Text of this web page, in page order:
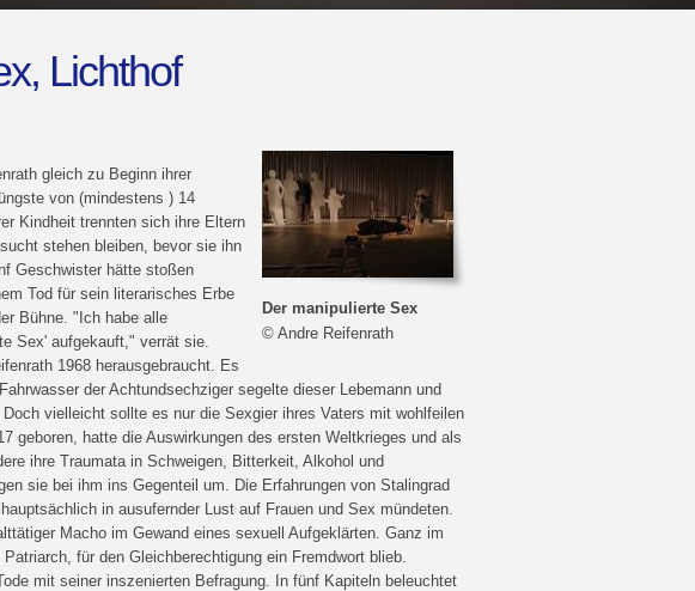
Lichthof
Der manipulierte Sex
© Andre Reifenrath
gleich zu Beginn ihrer
von (mindestens ) 14
Kindheit trennten sich ihre Eltern
stehen bleiben, bevor sie ihn
Geschwister hätte stoßen
Tod für sein literarisches Erbe
Bühne. "Ich habe alle
Sex' aufgekauft," verrät sie.
1968 herausgebraucht. Es
der Achtundsechziger segelte dieser Lebemann und
vielleicht sollte es nur die Sexgier ihres Vaters mit wohlfeilen
geboren, hatte die Auswirkungen des ersten Weltkrieges und als
ihre Traumata in Schweigen, Bitterkeit, Alkohol und
sie bei ihm ins Gegenteil um. Die Erfahrungen von Stalingrad
in ausufernder Lust auf Frauen und Sex mündeten.
Macho im Gewand eines sexuell Aufgeklärten. Ganz im
für den Gleichberechtigung ein Fremdwort blieb.
mit seiner inszenierten Befragung. In fünf Kapiteln beleuchtet